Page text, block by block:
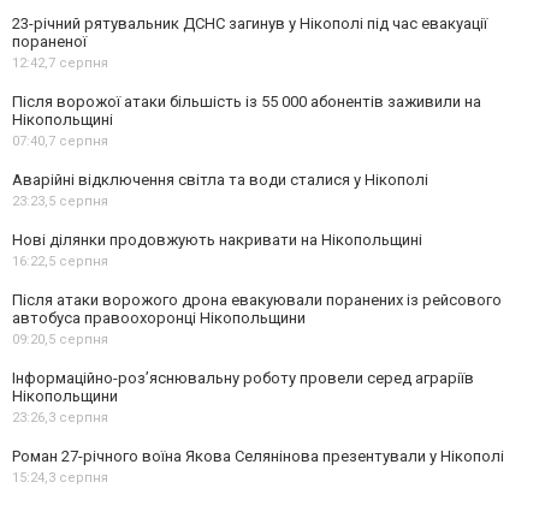
23-річний рятувальник ДСНС загинув у Нікополі під час евакуації
пораненої
12:42,7 серпня
Після ворожої атаки більшість із 55 000 абонентів заживили на
Нікопольщині
07:40,7 серпня
Аварійні відключення світла та води сталися у Нікополі
23:23,5 серпня
Нові ділянки продовжують накривати на Нікопольщині
16:22,5 серпня
Після атаки ворожого дрона евакуювали поранених із рейсового
автобуса правоохоронці Нікопольщини
09:20,5 серпня
Інформаційно-роз’яснювальну роботу провели серед аграріїв
Нікопольщини
23:26,3 серпня
Роман 27-річного воїна Якова Селянінова презентували у Нікополі
15:24,3 серпня